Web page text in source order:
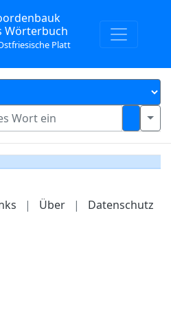
Wörterbuch
Platt
| Über | Datenschutz